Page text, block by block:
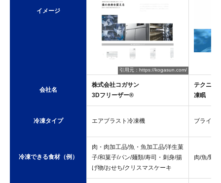
イメージ
引用元：https://kogasun.com/
会社名
株式会社コガサン
3Dフリーザー®︎
テクニカ
凍眠
冷凍タイプ エアブラスト冷凍機 ブライン
冷凍できる食材（例）
肉・肉加工品/魚・魚加工品/洋生菓
子/和菓子/パン/麺類/寿司・刺身/揚
げ物/おせち/クリスマスケーキ
肉/魚/野